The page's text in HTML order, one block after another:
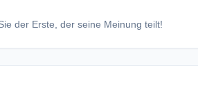
der Erste, der seine Meinung teilt!